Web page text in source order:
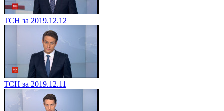
ТСН за 2019.12.12
ТСН за 2019.12.11